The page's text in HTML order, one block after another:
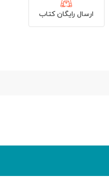
ارسال رایگان کتاب